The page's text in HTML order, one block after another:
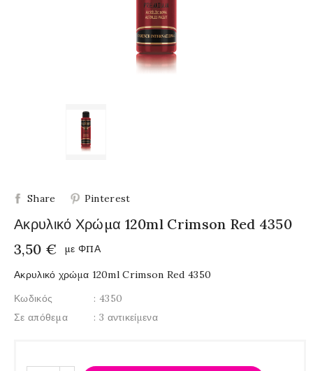
Share Pinterest
Ακρυλικό Χρώμα 120ml Crimson Red 4350
3,50 €
με ΦΠΑ
Ακρυλικό χρώμα 120ml Crimson Red 4350
Κωδικός
: 4350
Σε απόθεμα
: 3 αντικείμενα